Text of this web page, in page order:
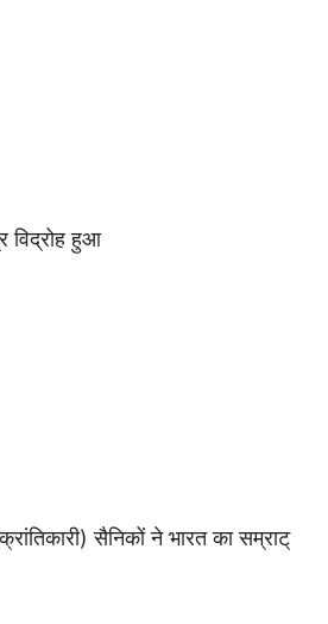
विद्रोह हुआ
सैनिकों ने भारत का सम्राट्